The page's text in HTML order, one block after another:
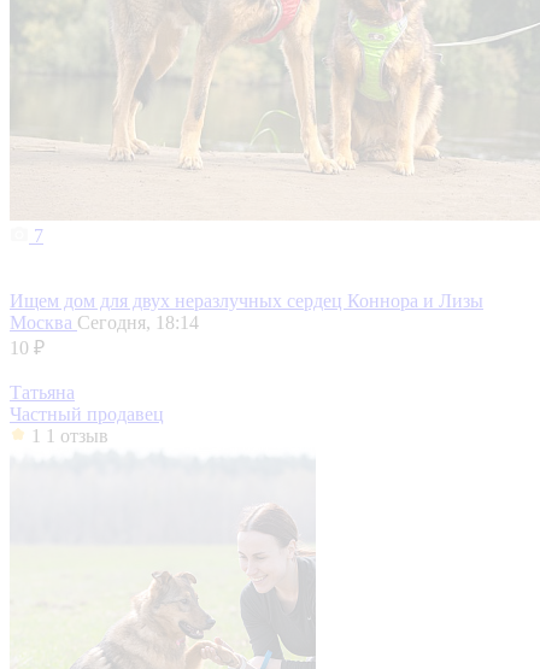
7
Ищем дом для двух неразлучных сердец Коннора и Лизы
Москва Сегодня, 18:14
10 ₽
Татьяна
Частный продавец
1 1 отзыв